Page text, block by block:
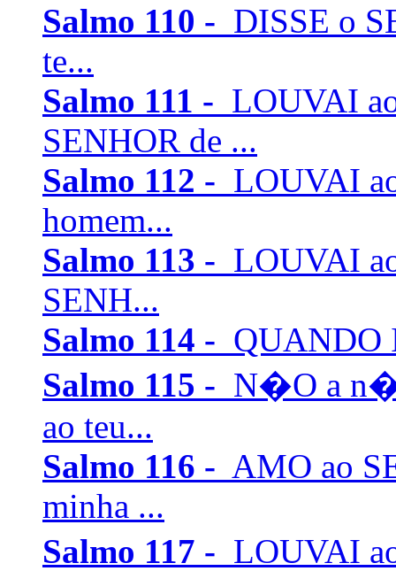
Salmo 110 - DISSE o
te...
Salmo 111 - LOUVAI
SENHOR de ...
Salmo 112 - LOUVAI
homem...
Salmo 113 - LOUVAI
SENH...
Salmo 114 - QUANDO
Salmo 115 - N�O a
ao teu...
Salmo 116 - AMO ao
minha ...
Salmo 117 - LOUVAI